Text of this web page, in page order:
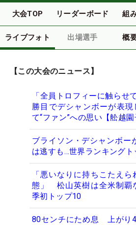
大会TOP リーダーボード 組
ライブフォト 出場選手 概
【この大会のニュース】
「全員トロフィーに触ら
勝目でデシャンボーが表現
て“ファン”への思い【舩越園
ブライソン・デシャンボ
は逃すも…世界ランキング
「悪いなりに持ちこたえ
態」 松山英樹は全米制覇
季初トップ10
80センチにため息 上がり4